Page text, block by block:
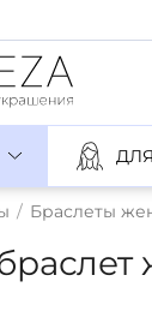
/ Браслеты